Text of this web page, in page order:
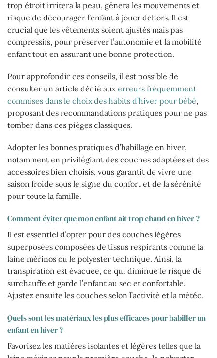
trop étroit irritera la peau, gênera les mouvements et
risque de décourager l’enfant à jouer dehors. Il est
crucial que les vêtements soient ajustés mais pas
compressifs, pour préserver l’autonomie et la mobilité
enfant tout en assurant une bonne protection.
Pour approfondir ces conseils, il est possible de
consulter un article dédié auxerreurs fréquemment
commises dans le choix des habits d’hiver pour bébé,
proposant des recommandations pratiques pour ne pas
tomber dans ces pièges classiques.
Adopter les bonnes pratiques d’habillage en hiver,
notamment en privilégiant des couches adaptées et des
accessoires bien choisis, vous garantit de vivre une
saison froide sous le signe du confort et de la sérénité
pour toute la famille.
Comment éviter que mon enfant ait trop chaud en hiver ?
Il est essentiel d’opter pour des couches légères
superposées composées de tissus respirants comme la
laine mérinos ou le polyester technique. Ainsi, la
transpiration est évacuée, ce qui diminue le risque de
surchauffe et garde l’enfant au sec et confortable.
Ajustez ensuite les couches selon l’activité et la météo.
Quels sont les matériaux les plus efficaces pour habiller un
enfant en hiver ?
Favorisez les matières isolantes et légères telles que la